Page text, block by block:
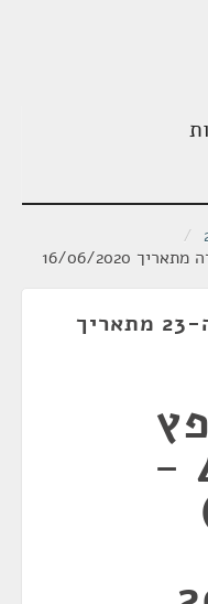
/
16/06/2020
ישיבת ועדה של הכנסת ה-23 מתאריך
(תיקון מס' 4 -